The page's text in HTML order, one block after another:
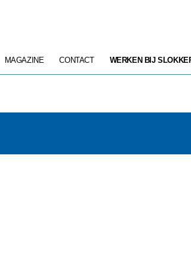
MAGAZINE CONTACT WERKEN BIJ